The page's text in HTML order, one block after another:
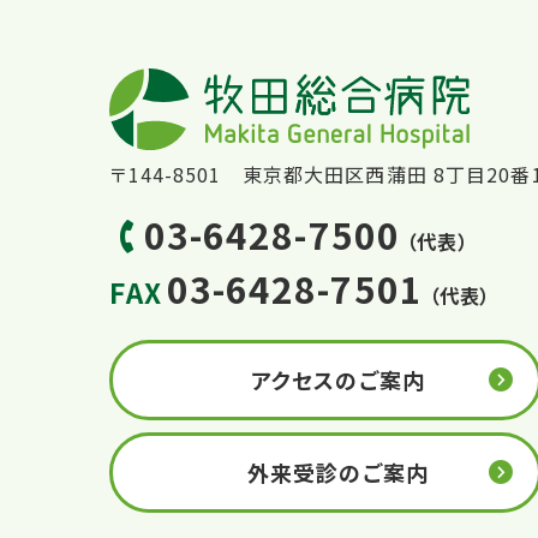
〒144-8501 東京都大田区西蒲田 8丁目20番
03-6428-7500 （代表）
FAX03-6428-7501 （代表）
アクセスのご案内
外来受診のご案内